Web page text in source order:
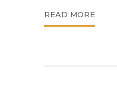
READ MORE